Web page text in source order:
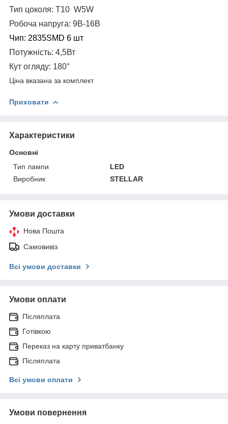
Тип цоколя: Т10 W5W
Робоча напруга: 9В-16В
Чип: 2835SMD 6 шт
Потужність: 4,5Вт
Кут огляду: 180°
Ціна вказана за комплект
Приховати
Характеристики
Основні
Тип лампи
LED
Виробник
STELLAR
Умови доставки
Нова Пошта
Самовивіз
Всі умови доставки
Умови оплати
Післяплата
Готівкою
Переказ на карту приватбанку
Післяплата
Всі умови оплати
Умови повернення